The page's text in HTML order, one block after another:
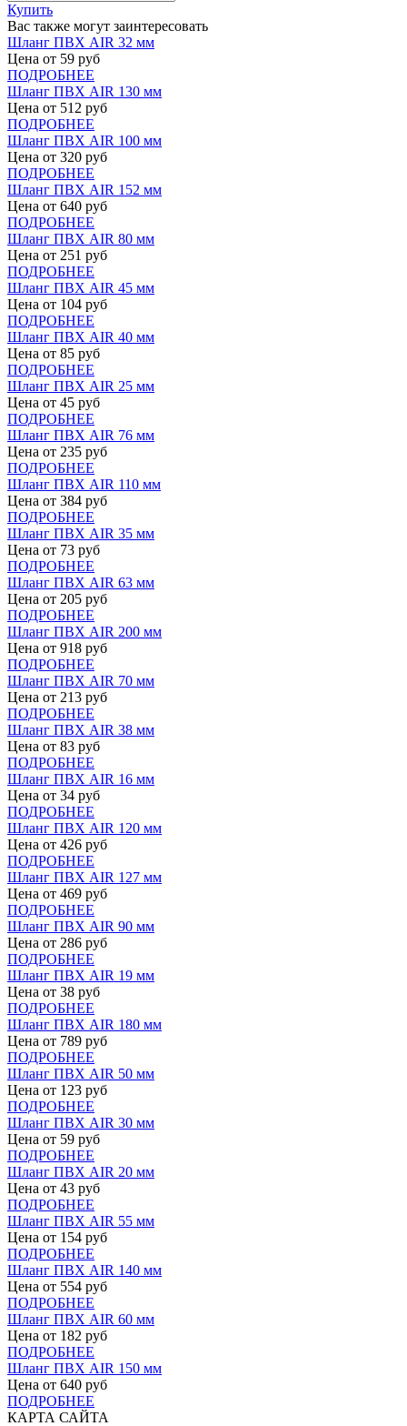
Купить
Вас также могут заинтересовать
Шланг ПВХ AIR 32 мм
Цена от 59 руб
ПОДРОБНЕЕ
Шланг ПВХ AIR 130 мм
Цена от 512 руб
ПОДРОБНЕЕ
Шланг ПВХ AIR 100 мм
Цена от 320 руб
ПОДРОБНЕЕ
Шланг ПВХ AIR 152 мм
Цена от 640 руб
ПОДРОБНЕЕ
Шланг ПВХ AIR 80 мм
Цена от 251 руб
ПОДРОБНЕЕ
Шланг ПВХ AIR 45 мм
Цена от 104 руб
ПОДРОБНЕЕ
Шланг ПВХ AIR 40 мм
Цена от 85 руб
ПОДРОБНЕЕ
Шланг ПВХ AIR 25 мм
Цена от 45 руб
ПОДРОБНЕЕ
Шланг ПВХ AIR 76 мм
Цена от 235 руб
ПОДРОБНЕЕ
Шланг ПВХ AIR 110 мм
Цена от 384 руб
ПОДРОБНЕЕ
Шланг ПВХ AIR 35 мм
Цена от 73 руб
ПОДРОБНЕЕ
Шланг ПВХ AIR 63 мм
Цена от 205 руб
ПОДРОБНЕЕ
Шланг ПВХ AIR 200 мм
Цена от 918 руб
ПОДРОБНЕЕ
Шланг ПВХ AIR 70 мм
Цена от 213 руб
ПОДРОБНЕЕ
Шланг ПВХ AIR 38 мм
Цена от 83 руб
ПОДРОБНЕЕ
Шланг ПВХ AIR 16 мм
Цена от 34 руб
ПОДРОБНЕЕ
Шланг ПВХ AIR 120 мм
Цена от 426 руб
ПОДРОБНЕЕ
Шланг ПВХ AIR 127 мм
Цена от 469 руб
ПОДРОБНЕЕ
Шланг ПВХ AIR 90 мм
Цена от 286 руб
ПОДРОБНЕЕ
Шланг ПВХ AIR 19 мм
Цена от 38 руб
ПОДРОБНЕЕ
Шланг ПВХ AIR 180 мм
Цена от 789 руб
ПОДРОБНЕЕ
Шланг ПВХ AIR 50 мм
Цена от 123 руб
ПОДРОБНЕЕ
Шланг ПВХ AIR 30 мм
Цена от 59 руб
ПОДРОБНЕЕ
Шланг ПВХ AIR 20 мм
Цена от 43 руб
ПОДРОБНЕЕ
Шланг ПВХ AIR 55 мм
Цена от 154 руб
ПОДРОБНЕЕ
Шланг ПВХ AIR 140 мм
Цена от 554 руб
ПОДРОБНЕЕ
Шланг ПВХ AIR 60 мм
Цена от 182 руб
ПОДРОБНЕЕ
Шланг ПВХ AIR 150 мм
Цена от 640 руб
ПОДРОБНЕЕ
КАРТА САЙТА